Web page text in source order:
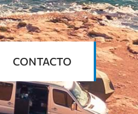
CONTACTO